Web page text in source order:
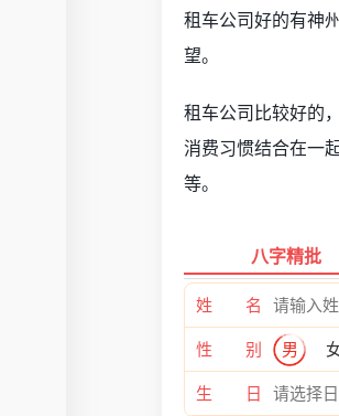
租车公司好的有神
望。
租车公司比较好的
消费习惯结合在一
等。
八字精批
姓 名
性 别 男
生 日